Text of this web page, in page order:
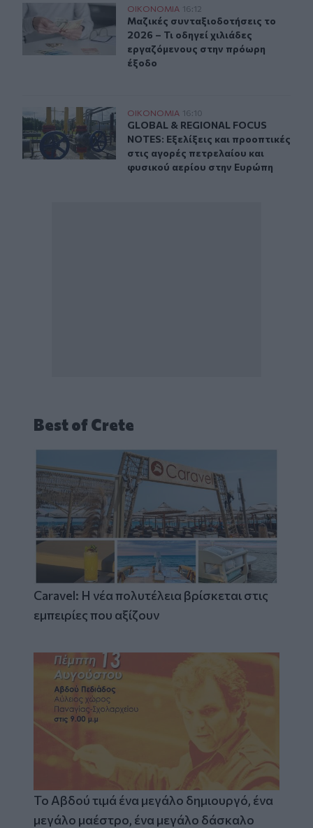
Μαζικές συνταξιοδοτήσεις το 2026 – Τι οδηγεί
ΟΙΚΟΝΟΜΙΑ 16:12
Μαζικές συνταξιοδοτήσεις το
Μαζικές συνταξιοδοτήσεις το
2026 – Τι οδηγεί χιλιάδες
εργαζόμενους στην πρόωρη
έξοδο
GLOBAL & REGIONAL FOCUS NOTES: Εξελίξεις και
ΟΙΚΟΝΟΜΙΑ 16:10
GLOBAL & REGIONAL FOCUS
GLOBAL & REGIONAL FOCUS
NOTES: Εξελίξεις και προοπτικές
στις αγορές πετρελαίου και
φυσικού αερίου στην Ευρώπη
Best of Crete
Caravel: Η νέα πολυτέλεια βρίσκεται στις
εμπειρίες που αξίζουν
Το Αβδού τιμά ένα μεγάλο δημιουργό, ένα
μεγάλο μαέστρο, ένα μεγάλο δάσκαλο